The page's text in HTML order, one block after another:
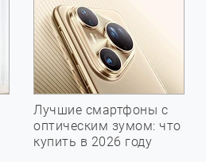
Лучшие смартфоны с
оптическим зумом: что
купить в 2026 году